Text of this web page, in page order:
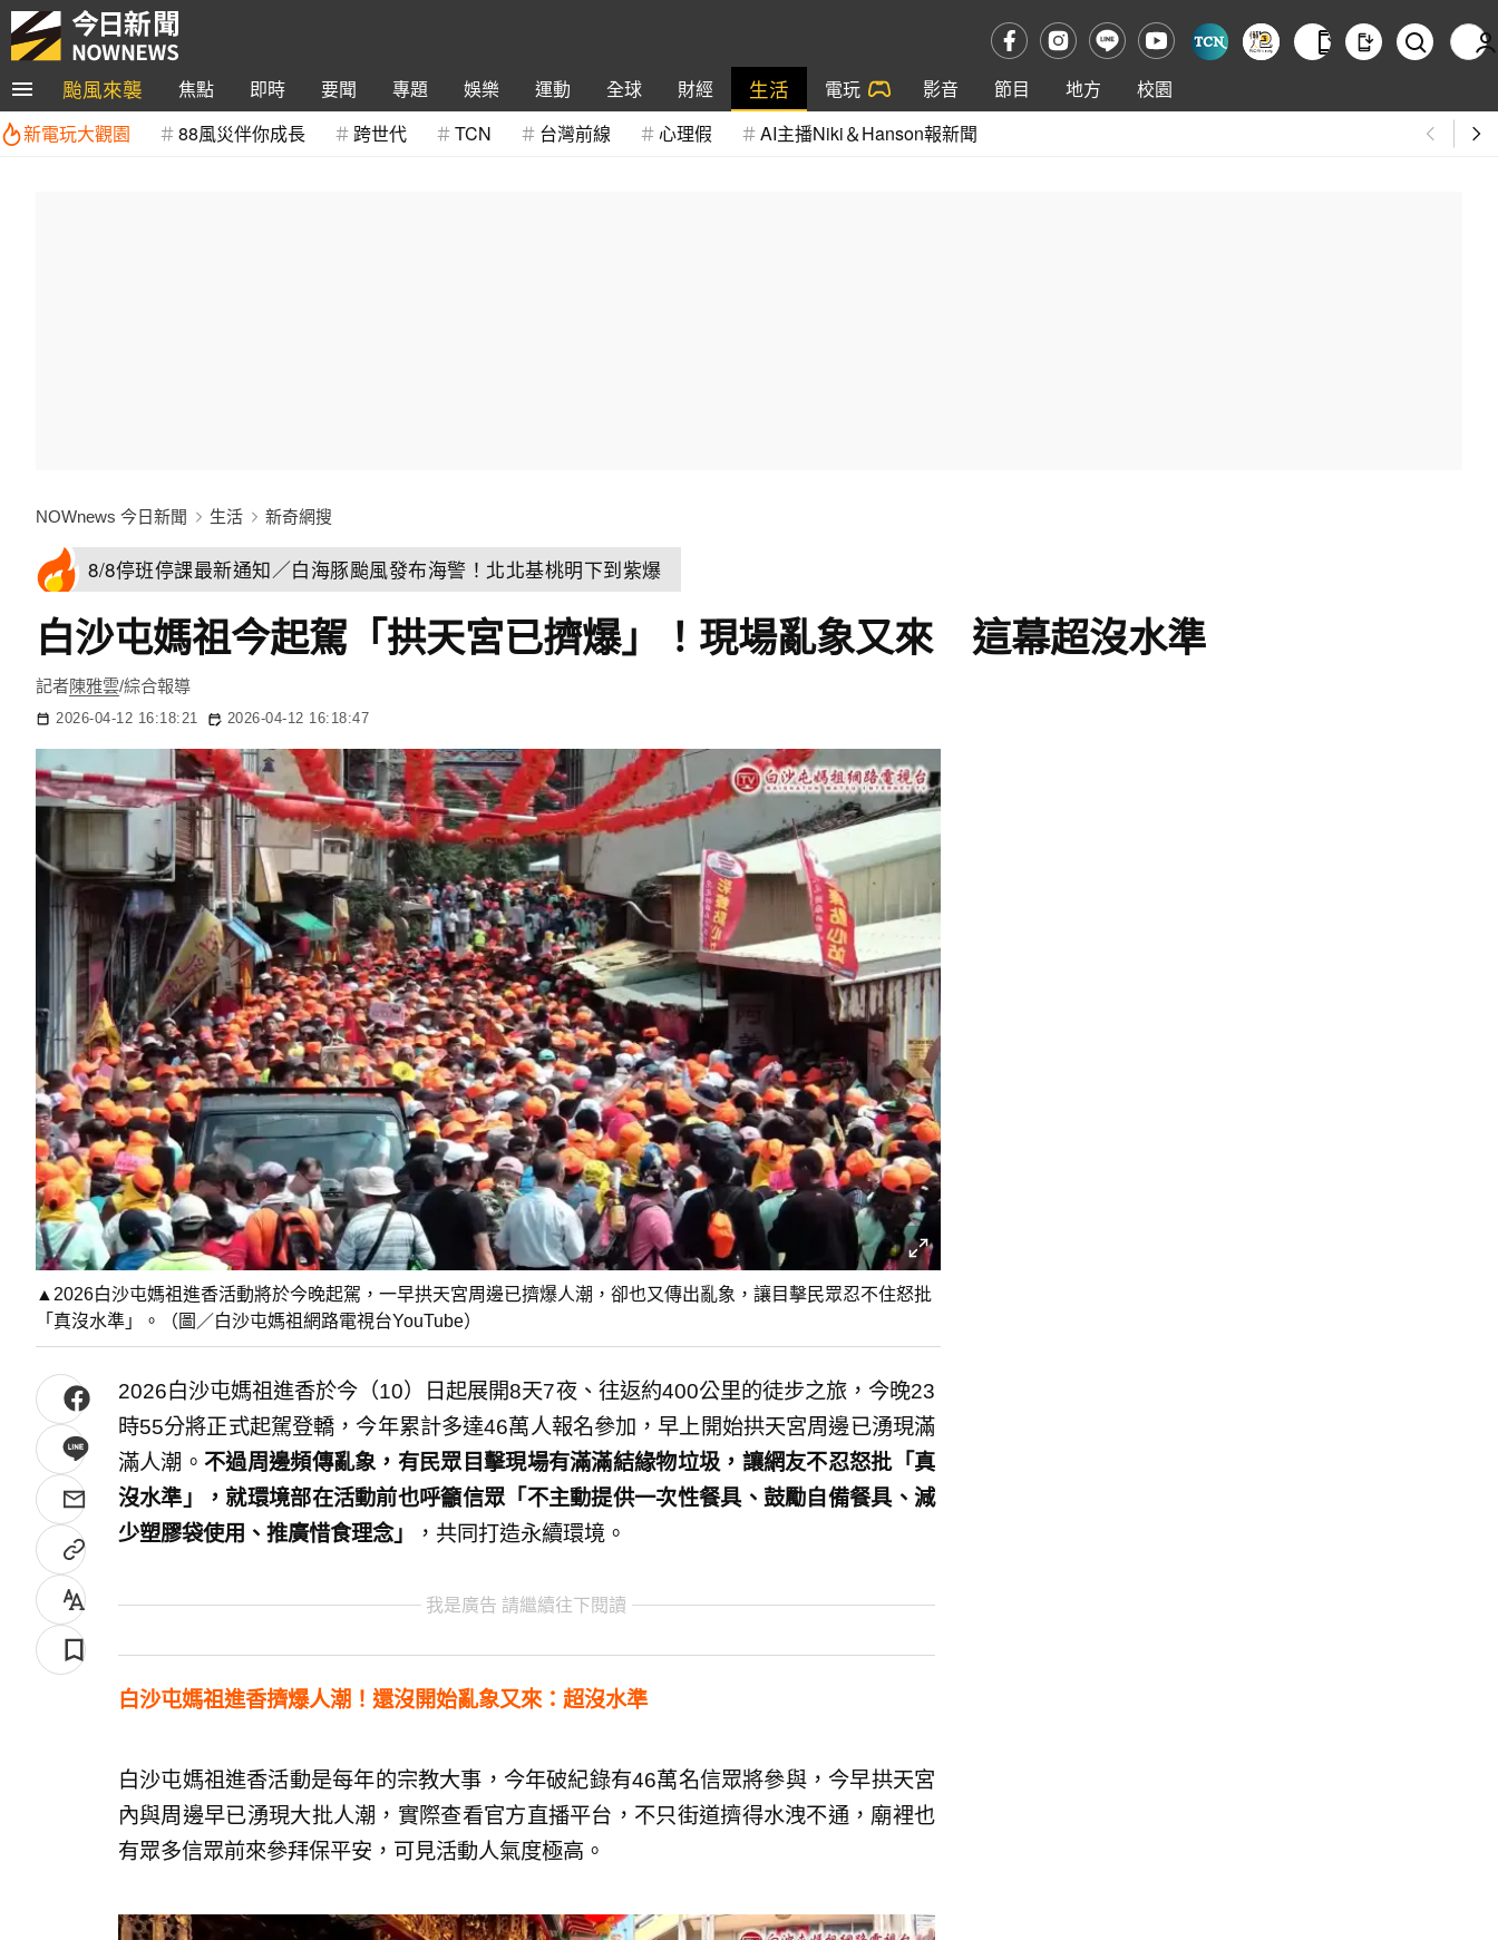
颱風來襲 焦點 即時 要聞 專題 娛樂 運動 全球 財經 生活 電玩 影音 節目 地方
校園
新電玩大觀園
88風災伴你成長 跨世代 TCN 台灣前線 心理假 AI主播Niki＆Hanson報新聞
NOWnews 今日新聞 生活 新奇網搜
8/8停班停課最新通知／白海豚颱風發布海警！北北基桃明下到紫爆
白沙屯媽祖今起駕「拱天宮已擠爆」！現場亂象又來 這幕超沒水準
記者陳雅雲/綜合報導
2026-04-12 16:18:21 2026-04-12 16:18:47
▲2026白沙屯媽祖進香活動將於今晚起駕，一早拱天宮周邊已擠爆人潮，卻也又傳出亂象，讓目擊民眾忍不住怒批
「真沒水準」。（圖／白沙屯媽祖網路電視台YouTube）
2026白沙屯媽祖進香於今（10）日起展開8天7夜、往返約400公里的徒步之旅，今晚23
時55分將正式起駕登轎，今年累計多達46萬人報名參加，早上開始拱天宮周邊已湧現滿
滿人潮。不過周邊頻傳亂象，有民眾目擊現場有滿滿結緣物垃圾，讓網友不忍怒批「真
沒水準」，就環境部在活動前也呼籲信眾「不主動提供一次性餐具、鼓勵自備餐具、減
少塑膠袋使用、推廣惜食理念」
，共同打造永續環境。
我是廣告 請繼續往下閱讀
白沙屯媽祖進香擠爆人潮！還沒開始亂象又來：超沒水準
白沙屯媽祖進香活動是每年的宗教大事，今年破紀錄有46萬名信眾將參與，今早拱天宮
內與周邊早已湧現大批人潮，實際查看官方直播平台，不只街道擠得水洩不通，廟裡也
有眾多信眾前來參拜保平安，可見活動人氣度極高。